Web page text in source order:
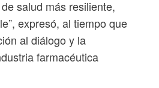
salud más resiliente,
expresó, al tiempo que
al diálogo y la
farmacéutica